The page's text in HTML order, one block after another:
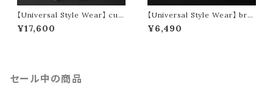
【Universal Style Wear】 cur
ve painter pants (indigo)
¥17,600
【Universal Style Wear】 bre
men tee (off white)
¥6,490
セール中の商品